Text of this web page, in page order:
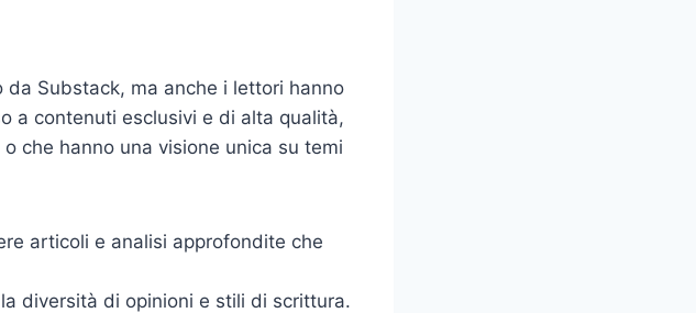
Substack, ma anche i lettori hanno
a contenuti esclusivi e di alta qualità,
che hanno una visione unica su temi
articoli e analisi approfondite che
diversità di opinioni e stili di scrittura.